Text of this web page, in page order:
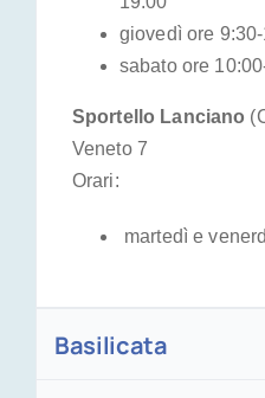
giovedì ore
sabato ore
Sportello Lanciano
Veneto 7
Orari:
martedì e
Basilicata